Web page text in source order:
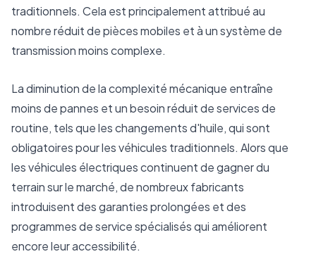
traditionnels. Cela est principalement attribué au
nombre réduit de pièces mobiles et à un système de
transmission moins complexe.
La diminution de la complexité mécanique entraîne
moins de pannes et un besoin réduit de services de
routine, tels que les changements d'huile, qui sont
obligatoires pour les véhicules traditionnels. Alors que
les véhicules électriques continuent de gagner du
terrain sur le marché, de nombreux fabricants
introduisent des garanties prolongées et des
programmes de service spécialisés qui améliorent
encore leur accessibilité.